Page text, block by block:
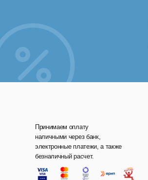
Принимаем оплату
наличными через банк,
электронные платежи, а также
безналичный расчет.